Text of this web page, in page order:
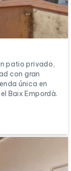
patio privado,
con gran
única en
Baix Empordà.